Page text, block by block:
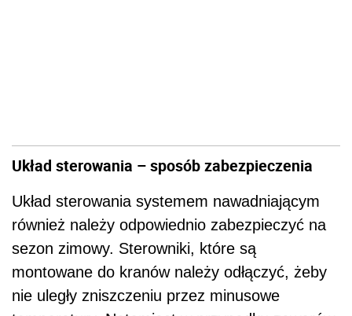
Układ sterowania – sposób zabezpieczenia
Układ sterowania systemem nawadniającym
również należy odpowiednio zabezpieczyć na
sezon zimowy. Sterowniki, które są
montowane do kranów należy odłączyć, żeby
nie uległy zniszczeniu przez minusowe